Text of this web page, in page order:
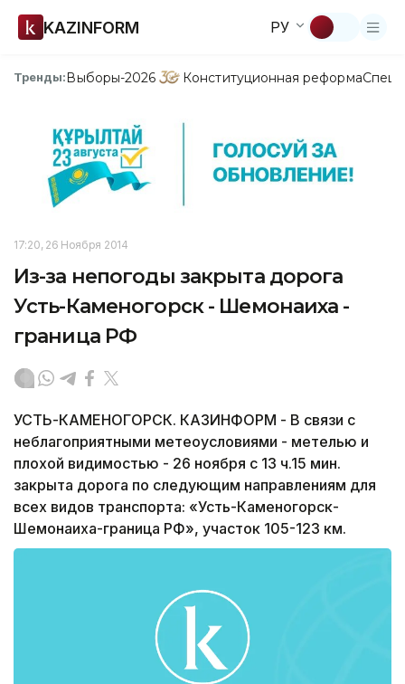
KAZINFORM РУ
Тренды:Выборы-2026 Конституционная реформа
17:20, 26 Ноября 2014
Из-за непогоды закрыта дорога
Усть-Каменогорск - Шемонаиха -
граница РФ
УСТЬ-КАМЕНОГОРСК. КАЗИНФОРМ - В связи с
неблагоприятными метеоусловиями - метелью и
плохой видимостью - 26 ноября с 13 ч.15 мин.
закрыта дорога по следующим направлениям для
всех видов транспорта: «Усть-Каменогорск-
Шемонаиха-граница РФ», участок 105-123 км.